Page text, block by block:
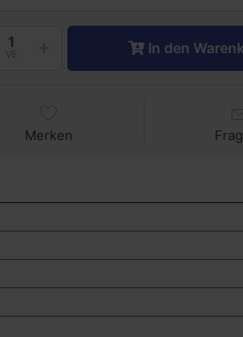
VE In den
Merken